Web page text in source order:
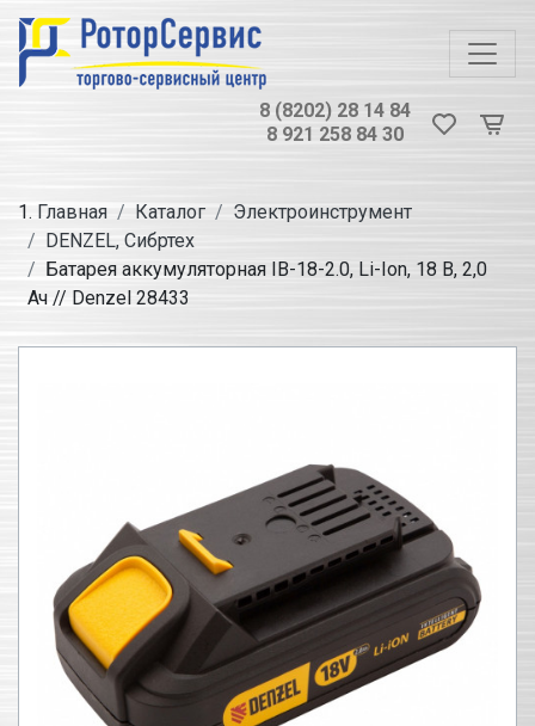
8 (8202) 28 14 84
8 921 258 84 30
Главная Каталог
Электроинструмент
DENZEL, Сибртех
Батарея аккумуляторная IB-18-2.0, Li-Ion, 18 В, 2,0
Ач // Denzel 28433